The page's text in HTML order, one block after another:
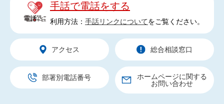
手話で電話をする
利用方法： 手話リンクについてをご覧ください。
アクセス 総合相談窓口
部署別電話番号
ホームページに関する
お問い合わせ